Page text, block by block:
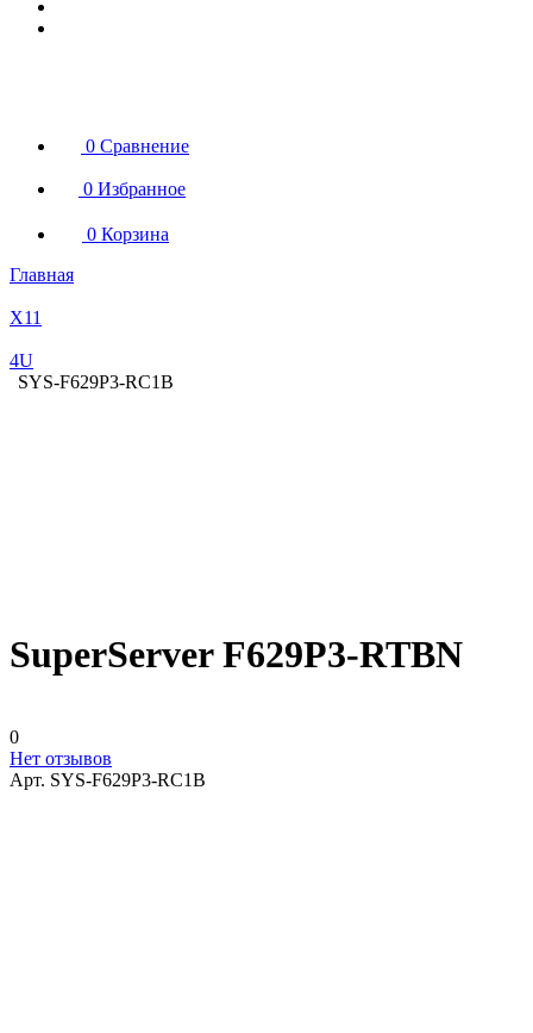
0 Сравнение
0 Избранное
0 Корзина
Главная
X11
4U
SYS-F629P3-RC1B
SuperServer F629P3-RTBN
0
Нет отзывов
Арт. SYS-F629P3-RC1B